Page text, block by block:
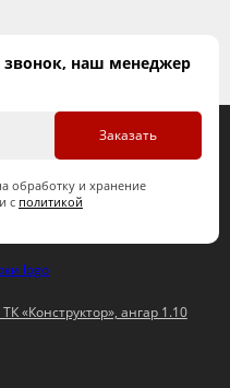
наш менеджер
Заказать
обработку и хранение
с политикой
«Конструктор», ангар 1.10